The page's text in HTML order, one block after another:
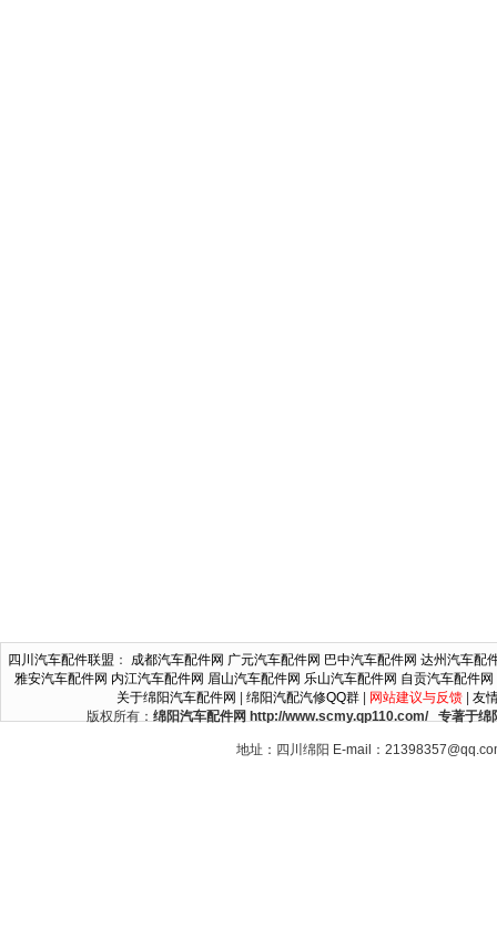
四川汽车配件联盟 ： 成都汽车配件网 广元汽车配件网 巴中汽车配件网 达州汽车配
雅安汽车配件网 内江汽车配件网 眉山汽车配件网 乐山汽车配件网 自贡汽车配件网
关于绵阳汽车配件网
绵阳汽配汽修QQ群| 网站建议与反馈| 友
版权所有： 绵阳汽车配件网 http://www.scmy.qp110.com/ 专著于绵
地址：四川绵阳 E-mail：